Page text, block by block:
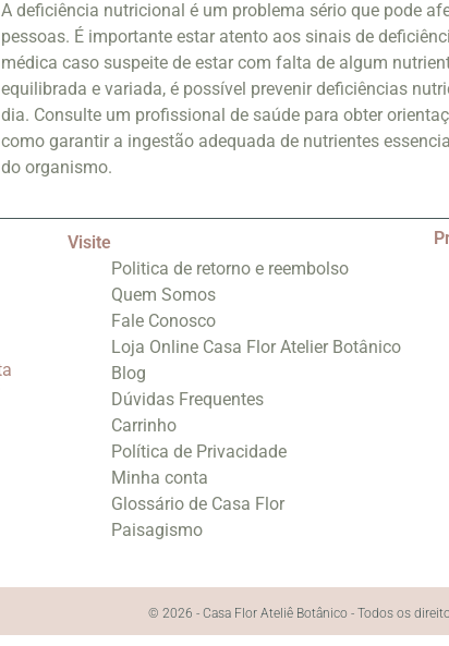
A deficiência nutricional é um problema sério que pode
pessoas. É importante estar atento aos sinais de
médica caso suspeite de estar com falta de algum
equilibrada e variada, é possível prevenir deficiências
dia. Consulte um profissional de saúde para obter
como garantir a ingestão adequada de nutrientes
do organismo.
Visite
Politica de retorno e reembolso
Quem Somos
Fale Conosco
Loja Online Casa Flor Atelier Botânico
Blog
Dúvidas Frequentes
Carrinho
Política de Privacidade
Minha conta
Glossário de Casa Flor
Paisagismo
© 2026 - Casa Flor Ateliê Botânico - Todos os